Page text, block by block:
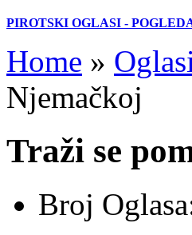
PIROTSKI OGLASI -
Home »
Njemačkoj
Traži se
Broj